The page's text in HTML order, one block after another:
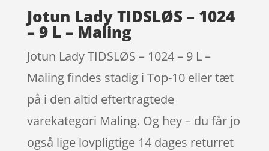
Jotun Lady TIDSLØS – 1024
– 9 L – Maling
Jotun Lady TIDSLØS – 1024 – 9 L –
Maling findes stadig i Top-10 eller tæt
på i den altid eftertragtede
varekategori Maling. Og hey – du får jo
også lige lovpligtige 14 dages returret